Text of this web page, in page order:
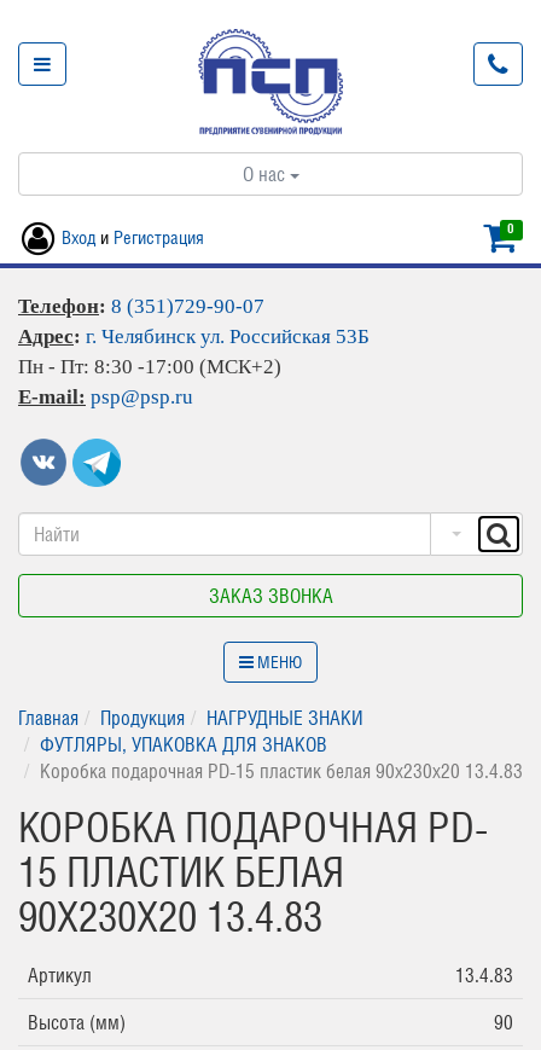
О нас
0
Вход и Регистрация
Телефон: 8 (351)729-90-07
Адрес: г. Челябинск ул. Российская 53Б
Пн - Пт: 8:30 -17:00 (МСК+2)
E-mail: psp@psp.ru
ЗАКАЗ ЗВОНКА
МЕНЮ
Главная Продукция
НАГРУДНЫЕ ЗНАКИ
ФУТЛЯРЫ, УПАКОВКА ДЛЯ ЗНАКОВ
Коробка подарочная PD-15 пластик белая 90х230х20 13.4.83
КОРОБКА ПОДАРОЧНАЯ PD-
15 ПЛАСТИК БЕЛАЯ
90Х230Х20 13.4.83
Артикул
13.4.83
Высота (мм)
90